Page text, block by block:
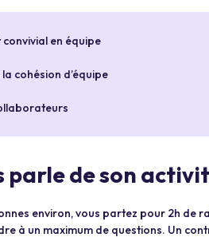
en équipe
cohésion d’équipe
parle de son
environ, vous partez pour 2h de
à un maximum de questions. Un